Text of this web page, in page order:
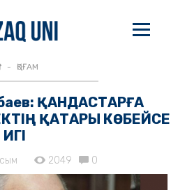
ҚОҒАМ
ҚАНДАСТАРҒА
ҚАТАРЫ КӨБЕЙСЕ
ИГІ
2049 0